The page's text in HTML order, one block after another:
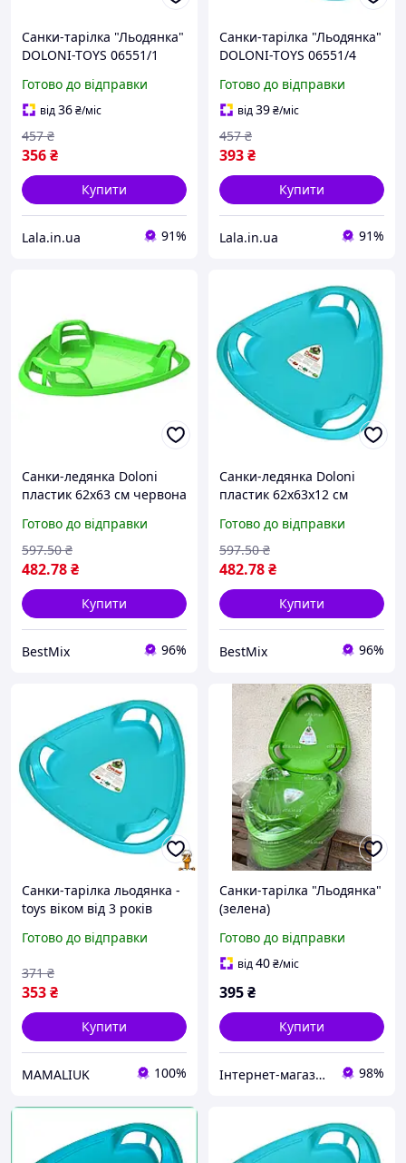
Санки-тарілка "Льодянка"
DOLONI-TOYS 06551/1
Готово до відправки
від36₴/міс
356₴
457 ₴
Купити
Lala.in.ua 91%
Санки-тарілка "Льодянка"
DOLONI-TOYS 06551/4
Готово до відправки
від39₴/міс
393₴
457 ₴
Купити
Lala.in.ua 91%
Санки-ледянка Doloni
пластик 62х63 см червона
Готово до відправки
482.78₴
597.50 ₴
Купити
BestMix 96%
Санки-ледянка Doloni
пластик 62х63х12 см
Готово до відправки
482.78₴
597.50 ₴
Купити
BestMix 96%
Санки-тарілка льодянка -
toys віком від 3 років
Готово до відправки
353₴
371 ₴
Купити
MAMALIUK 100%
Санки-тарілка "Льодянка"
(зелена)
Готово до відправки
від40₴/міс
395₴
Купити
Інтернет-магазин elfik.in.ua 98%